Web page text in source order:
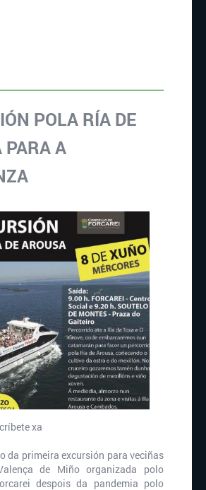
POLA RÍA DE
PARA A
xa
da primeira excursión para veciñas
de Miño organizada polo
despois da pandemia polo